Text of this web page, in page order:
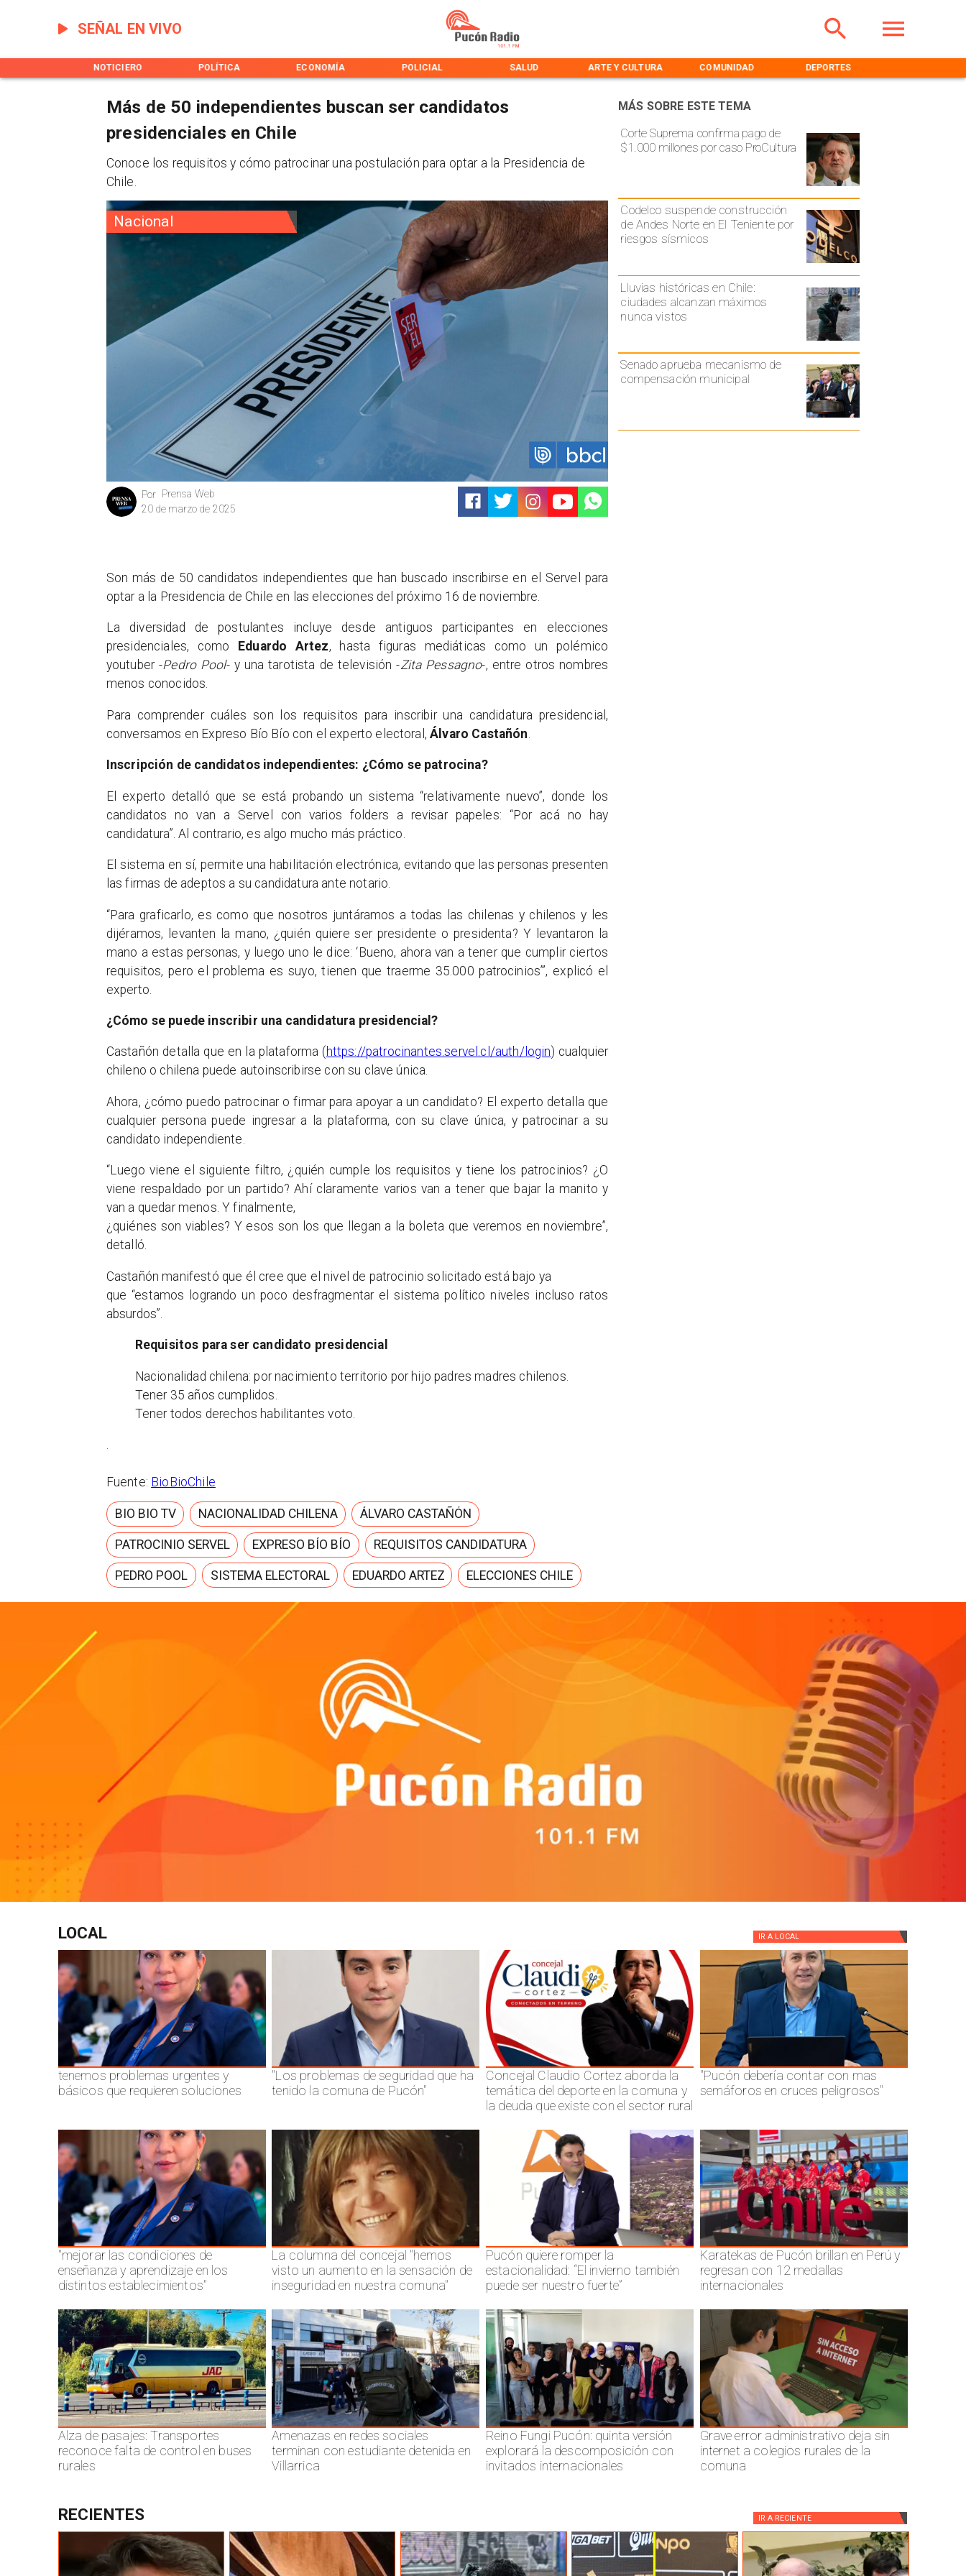
SEÑAL EN VIVO
NOTICIERO POLÍTICA ECONOMÍA POLICIAL SALUD ARTE Y CULTURA COMUNIDAD DEPORTES
Nacional
Prensa Web
Por
20 de marzo de 2025
Corte Suprema confirma pago de
$1.000 millones por caso ProCultura
Codelco suspende construcción
de Andes Norte en El Teniente por
riesgos sísmicos
Lluvias históricas en Chile:
ciudades alcanzan máximos
nunca vistos
Senado aprueba mecanismo de
compensación municipal
MÁS SOBRE ESTE TEMA
Más de 50 independientes buscan ser candidatos
presidenciales en Chile
Conoce los requisitos y cómo patrocinar una postulación para optar a la Presidencia de
Chile.
Son más de 50 candidatos independientes que han buscado inscribirse en el Servel para
optar a la Presidencia de Chile en las elecciones del próximo 16 de noviembre.
La diversidad de postulantes incluye desde antiguos participantes en elecciones
presidenciales, como
Eduardo Artez, hasta figuras mediáticas como un polémico
youtuber -Pedro Pool- y una tarotista de televisión -Zita Pessagno-, entre otros nombres
menos conocidos.
Para comprender cuáles son los requisitos para inscribir una candidatura presidencial,
conversamos en Expreso Bío Bío con el experto electoral,Álvaro Castañón
Inscripción de candidatos independientes: ¿Cómo se patrocina?
El experto detalló que se está probando un sistema “relativamente nuevo”, donde los
candidatos no van a Servel con varios folders a revisar papeles: “Por acá no hay
candidatura”. Al contrario, es algo mucho más práctico.
El sistema en sí, permite una habilitación electrónica, evitando que las personas presenten
las firmas de adeptos a su candidatura ante notario.
“Para graficarlo, es como que nosotros juntáramos a todas las chilenas y chilenos y les
dijéramos, levanten la mano, ¿quién quiere ser presidente o presidenta? Y levantaron la
mano a estas personas, y luego uno le dice: ‘Bueno, ahora van a tener que cumplir ciertos
requisitos, pero el problema es suyo, tienen que traerme 35.000 patrocinios’”, explicó el
experto.
¿Cómo se puede inscribir una candidatura presidencial?
Castañón detalla que en la plataforma ( https://patrocinantes.servel.cl/auth/login) cualquier
chileno o chilena puede autoinscribirse con su clave única.
Ahora, ¿cómo puedo patrocinar o firmar para apoyar a un candidato? El experto detalla que
cualquier persona puede ingresar a la plataforma, con su clave única, y patrocinar a su
candidato independiente.
“Luego viene el siguiente filtro, ¿quién cumple los requisitos y tiene los patrocinios? ¿O
viene respaldado por un partido? Ahí claramente varios van a tener que bajar la manito y
van a quedar menos. Y finalmente,
¿quiénes son viables? Y esos son los que llegan a la boleta que veremos en noviembre”,
detalló.
Castañón manifestó que él cree que el nivel de patrocinio solicitado está bajo ya
que “estamos logrando un poco desfragmentar el sistema político niveles incluso ratos
absurdos”.
Requisitos para ser candidato presidencial
Nacionalidad chilena: por nacimiento territorio por hijo padres madres chilenos.
Tener 35 años cumplidos.
Tener todos derechos habilitantes voto.
.
Fuente: BioBioChile
BIO BIO TV NACIONALIDAD CHILENA ÁLVARO CASTAÑÓN
PATROCINIO SERVEL EXPRESO BÍO BÍO REQUISITOS CANDIDATURA
PEDRO POOL SISTEMA ELECTORAL EDUARDO ARTEZ ELECCIONES CHILE
LOCAL IR A LOCAL
tenemos problemas urgentes y
básicos que requieren soluciones
"Los problemas de seguridad que ha
tenido la comuna de Pucón"
Concejal Claudio Cortez aborda la
temática del deporte en la comuna y
la deuda que existe con el sector rural
"Pucón debería contar con mas
semáforos en cruces peligrosos"
"mejorar las condiciones de
enseñanza y aprendizaje en los
distintos establecimientos"
La columna del concejal "hemos
visto un aumento en la sensación de
inseguridad en nuestra comuna"
Pucón quiere romper la
estacionalidad: “El invierno también
puede ser nuestro fuerte”
Karatekas de Pucón brillan en Perú y
regresan con 12 medallas
internacionales
Alza de pasajes: Transportes
reconoce falta de control en buses
rurales
Amenazas en redes sociales
terminan con estudiante detenida en
Villarrica
Reino Fungi Pucón: quinta versión
explorará la descomposición con
invitados internacionales
Grave error administrativo deja sin
internet a colegios rurales de la
comuna
RECIENTES IR A RECIENTE